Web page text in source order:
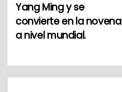
a
v
g
Yang Ming y se
convierte en la novena
a nivel mundial.